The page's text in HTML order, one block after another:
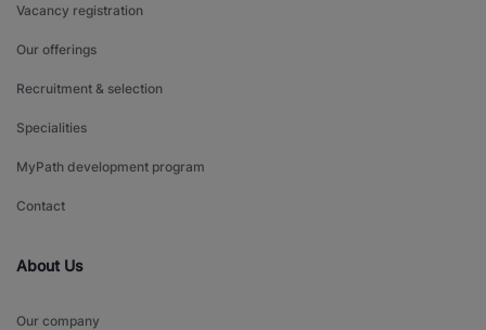
Vacancy registration
Our offerings
Recruitment & selection
Specialities
MyPath development program
Contact
About Us
Our company